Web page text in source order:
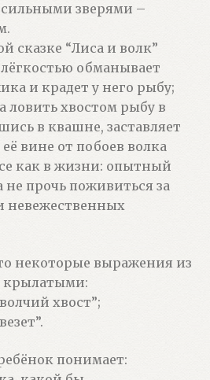
сильными зверями –
сказке “Лиса и волк”
обманывает
и крадет у него рыбу;
ловить хвостом рыбу в
в квашне, заставляет
вине от побоев волка
как в жизни: опытный
прочь поживиться за
невежественных
некоторые выражения из
крылатыми:
хвост”;
понимает: